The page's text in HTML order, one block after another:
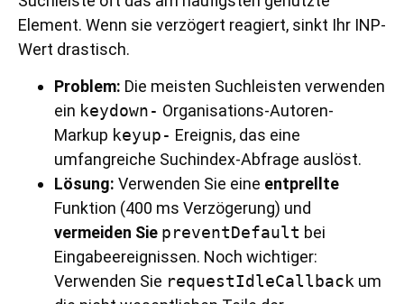
Element. Wenn sie verzögert reagiert, sinkt Ihr INP-
Wert drastisch.
Problem: Die meisten Suchleisten verwenden
ein keydown- Organisations-Autoren-
Markup keyup- Ereignis, das eine
umfangreiche Suchindex-Abfrage auslöst.
Lösung: Verwenden Sie eine entprellte
Funktion (400 ms Verzögerung) und
vermeiden Sie preventDefault bei
Eingabeereignissen. Noch wichtiger:
Verwenden Sie requestIdleCallback um